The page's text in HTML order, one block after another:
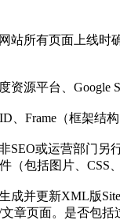
站所有页面上线时
资源平台、Google
、Frame（框架结构
SEO或运营部门另
（包括图片、CSS、
成并更新XML版
章页面。是否包括